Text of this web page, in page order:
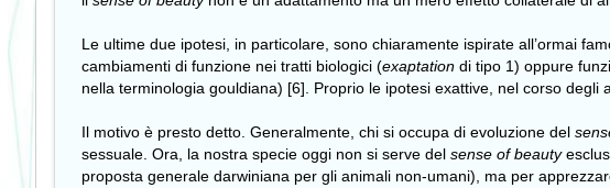
Le ultime due ipotesi, in particolare, sono chiaramente ispirate all’ormai
cambiamenti di funzione nei tratti biologici (exaptation di tipo 1) oppure
nella terminologia gouldiana) [6]. Proprio le ipotesi exattive, nel corso
Il motivo è presto detto. Generalmente, chi si occupa di evoluzione del
sessuale. Ora, la nostra specie oggi non si serve del sense of beauty
proposta generale darwiniana per gli animali non-umani), ma per